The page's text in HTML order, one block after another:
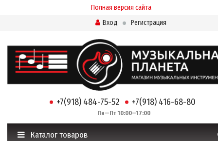
Полная версия сайта
Вход
Регистрация
+7(918) 484-75-52 +7(918) 416-68-80
Пн—Пт 10:00—17:00
Каталог товаров